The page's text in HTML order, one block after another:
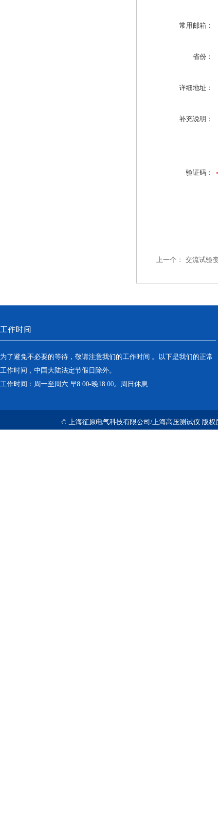
常用邮箱：
省份：
详细地址：
补充说明：
验证码：
上一个： 交流试验
工作时间
为了避免不必要的等待，敬请注意我们的工作时间 。以下是我们的正常
工作时间，中国大陆法定节假日除外。
工作时间：周一至周六 早8:00-晚18:00。周日休息
© 上海征原电气科技有限公司/上海高压测试仪 版权